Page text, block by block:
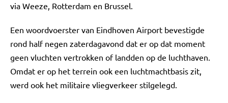
via Weeze, Rotterdam en Brussel.
Een woordvoerster van Eindhoven Airport bevestigde
rond half negen zaterdagavond dat er op dat moment
geen vluchten vertrokken of landden op de luchthaven.
Omdat er op het terrein ook een luchtmachtbasis zit,
werd ook het militaire vliegverkeer stilgelegd.